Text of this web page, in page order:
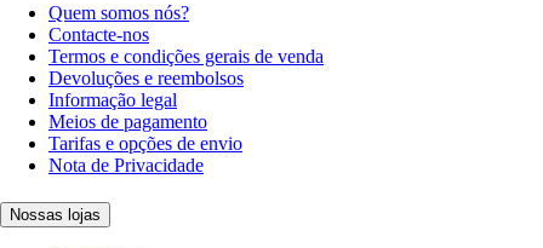
Quem somos nós?
Contacte-nos
Termos e condições gerais de venda
Devoluções e reembolsos
Informação legal
Meios de pagamento
Tarifas e opções de envio
Nota de Privacidade
Nossas lojas